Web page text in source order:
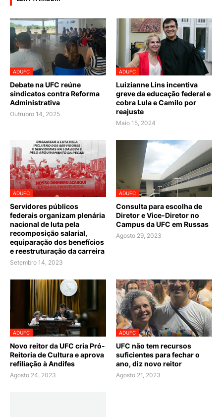
ADUFC
Debate na UFC reúne
sindicatos contra Reforma
Administrativa
Outrubro 14, 2025
ADUFC
Luizianne Lins incentiva
greve da educação federal e
cobra Lula e Camilo por
reajuste
Maio 15, 2024
ADUFC
Servidores públicos
federais organizam plenária
nacional de luta pela
recomposição salarial,
equiparação dos benefícios
e reestruturação da carreira
Setembro 14, 2023
ADUFC
Consulta para escolha de
Diretor e Vice-Diretor no
Campus da UFC em Russas
Agosto 29, 2023
ADUFC
Novo reitor da UFC cria Pró-
Reitoria de Cultura e aprova
refiliação à Andifes
Agosto 24, 2023
ADUFC
UFC não tem recursos
suficientes para fechar o
ano, diz novo reitor
Agosto 21, 2023